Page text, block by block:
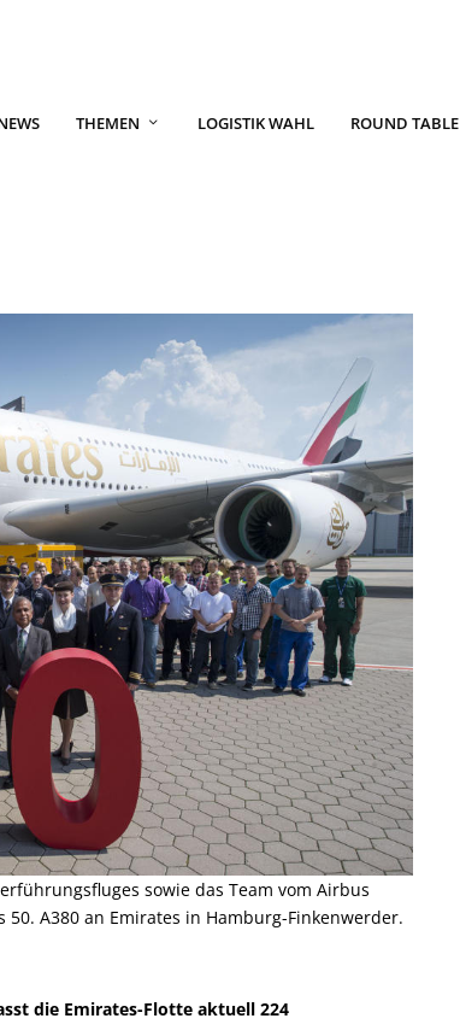
THEMEN LOGISTIK WAHL ROUND TABLE
sowie das Team vom Airbus
A380 an Emirates in Hamburg-Finkenwerder.
die Emirates-Flotte aktuell 224